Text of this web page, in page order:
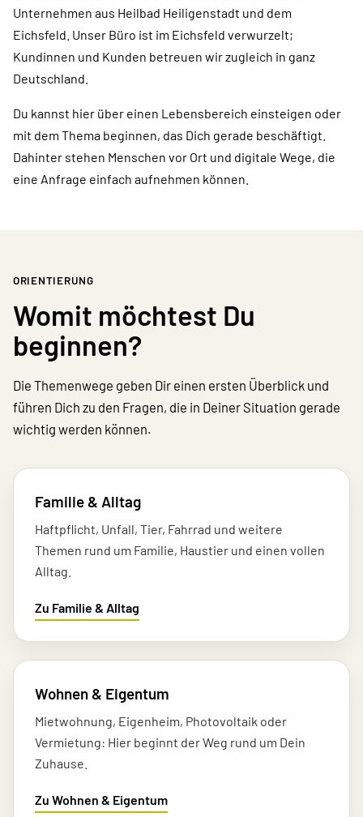
Unternehmen aus Heilbad Heiligenstadt und dem
Eichsfeld. Unser Büro ist im Eichsfeld verwurzelt;
Kundinnen und Kunden betreuen wir zugleich in ganz
Deutschland.
Du kannst hier über einen Lebensbereich einsteigen oder
mit dem Thema beginnen, das Dich gerade beschäftigt.
Dahinter stehen Menschen vor Ort und digitale Wege, die
eine Anfrage einfach aufnehmen können.
ORIENTIERUNG
Womit möchtest Du
beginnen?
Die Themenwege geben Dir einen ersten Überblick und
führen Dich zu den Fragen, die in Deiner Situation gerade
wichtig werden können.
Familie & Alltag
Haft­pflicht, Unfall, Tier, Fahrrad und weitere
Themen rund um Familie, Haustier und einen vollen
Alltag.
Zu Familie & Alltag
Wohnen & Eigentum
Mietwohnung, Eigenheim, Photovoltaik oder
Vermietung: Hier beginnt der Weg rund um Dein
Zuhause.
Zu Wohnen & Eigentum